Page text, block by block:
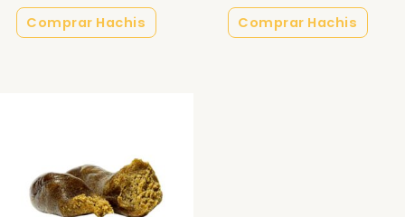
Comprar Hachis Comprar Hachis